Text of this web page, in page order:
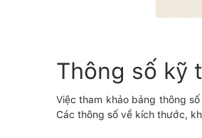
Thông số kỹ
Việc tham khảo bảng thông
Các thông số về kích thước,